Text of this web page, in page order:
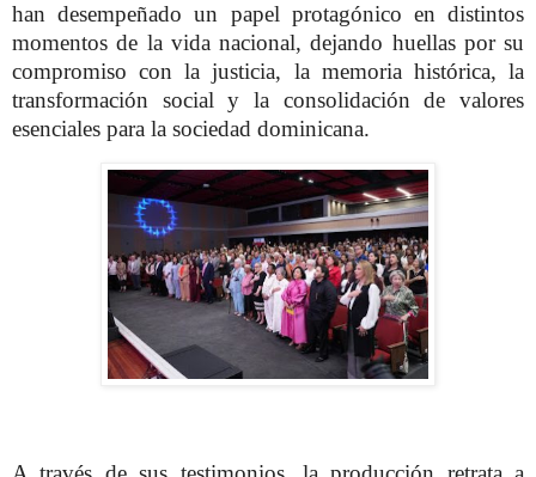
han desempeñado un papel protagónico en distintos
momentos de la vida nacional, dejando huellas por su
compromiso con la justicia, la memoria histórica, la
transformación social y la consolidación de valores
esenciales para la sociedad dominicana.